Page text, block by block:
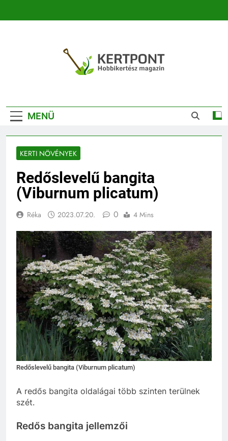
Kertészeti
Magazin |
Növénykereső És
Növényhatározó
MENÜ
KERTI NÖVÉNYEK
Redőslevelű bangita
(Viburnum plicatum)
Réka 2023.07.20. 0 4 Mins
Redőslevelű bangita (Viburnum plicatum)
A redős bangita oldalágai több szinten terülnek
szét.
Redős bangita jellemzői